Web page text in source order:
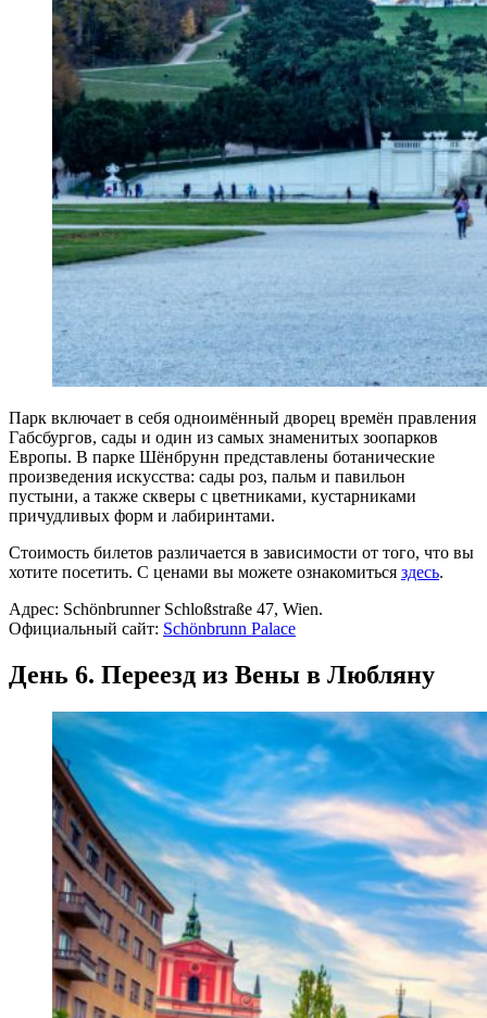
Парк включает в себя одноимённый дворец времён правления
Габсбургов, сады и один из самых знаменитых зоопарков
Европы. В парке Шёнбрунн представлены ботанические
произведения искусства: сады роз, пальм и павильон
пустыни, а также скверы с цветниками, кустарниками
причудливых форм и лабиринтами.
Стоимость билетов различается в зависимости от того, что вы
хотите посетить. С ценами вы можете ознакомиться здесь.
Адрес: Schönbrunner Schloßstraße 47, Wien.
Официальный сайт: Schönbrunn Palace
День 6. Переезд из Вены в Любляну